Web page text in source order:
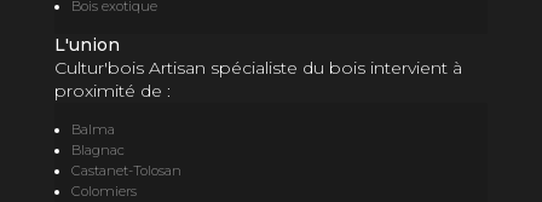
Bois exotique
L'union
Cultur'bois Artisan spécialiste du bois intervient à
proximité de :
Balma
Blagnac
Castanet-Tolosan
Colomiers